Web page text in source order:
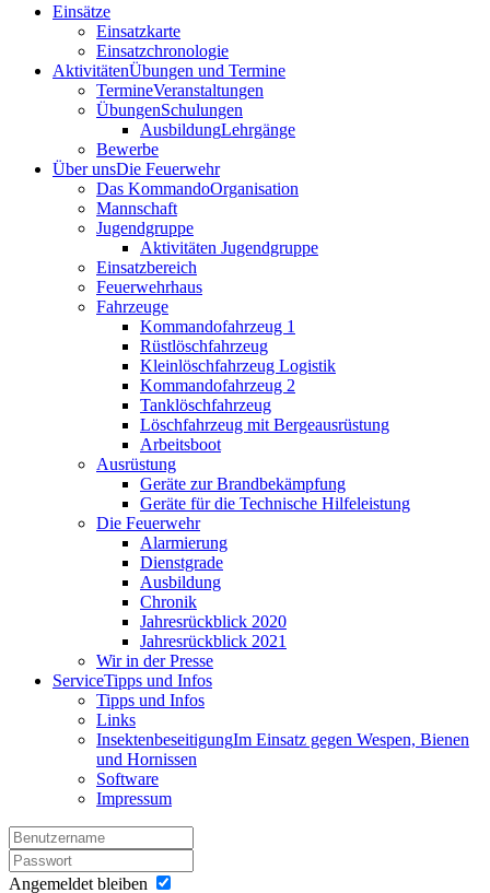
Einsätze
Einsatzkarte
Einsatzchronologie
AktivitätenÜbungen und Termine
TermineVeranstaltungen
ÜbungenSchulungen
AusbildungLehrgänge
Bewerbe
Über unsDie Feuerwehr
Das KommandoOrganisation
Mannschaft
Jugendgruppe
Aktivitäten Jugendgruppe
Einsatzbereich
Feuerwehrhaus
Fahrzeuge
Kommandofahrzeug 1
Rüstlöschfahrzeug
Kleinlöschfahrzeug Logistik
Kommandofahrzeug 2
Tanklöschfahrzeug
Löschfahrzeug mit Bergeausrüstung
Arbeitsboot
Ausrüstung
Geräte zur Brandbekämpfung
Geräte für die Technische Hilfeleistung
Die Feuerwehr
Alarmierung
Dienstgrade
Ausbildung
Chronik
Jahresrückblick 2020
Jahresrückblick 2021
Wir in der Presse
ServiceTipps und Infos
Tipps und Infos
Links
InsektenbeseitigungIm Einsatz gegen Wespen, Bienen
und Hornissen
Software
Impressum
Angemeldet bleiben